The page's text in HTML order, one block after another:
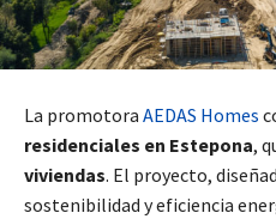
La promotora AEDAS Homes
residenciales en Estepona,
viviendas. El proyecto,
sostenibilidad y eficiencia